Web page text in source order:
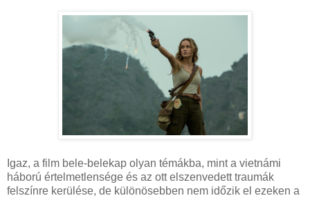
Igaz, a film bele-belekap olyan témákba, mint a vietnámi
háború értelmetlensége és az ott elszenvedett traumák
felszínre kerülése, de különösebben nem időzik el ezeken a